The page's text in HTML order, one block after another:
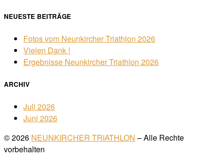
NEUESTE BEITRÄGE
Fotos vom Neunkircher Triathlon 2026
Vielen Dank !
Ergebnisse Neunkircher Triathlon 2026
ARCHIV
Juli 2026
Juni 2026
© 2026 NEUNKIRCHER TRIATHLON – Alle Rechte
vorbehalten